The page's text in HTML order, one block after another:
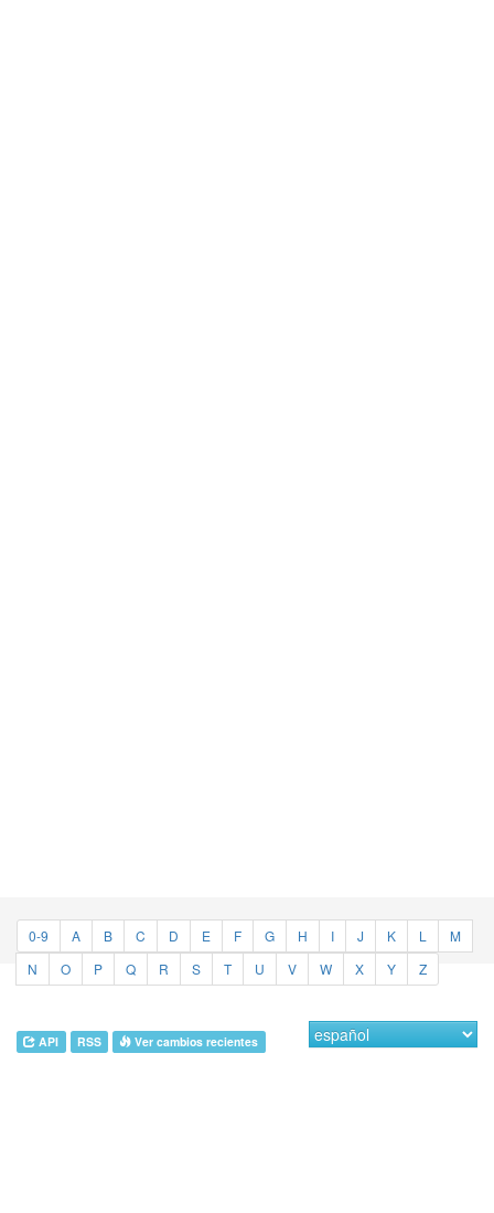
0-9 A B C D E F G H I J K L
M
N
O P Q R S T U V W X Y Z
API RSS Ver cambios recientes